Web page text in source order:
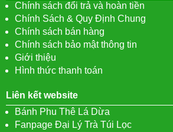
Chính sách đổi trả và hoàn tiền
Chính Sách & Quy Định Chung
Chính sách bán hàng
Chính sách bảo mật thông tin
Giới thiệu
Hình thức thanh toán
Liên kết website
Bánh Phu Thê Lá Dừa
Fanpage Đại Lý Trà Túi Lọc